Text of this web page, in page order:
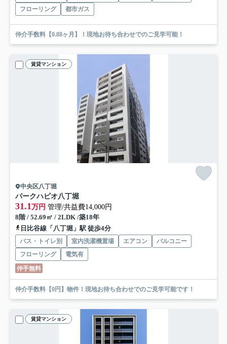
フローリング
都市ガス
仲介手数料【0.88ヶ月】！現地お待ち合わせでのご見学可能！
賃貸マンション
中央区八丁堀
パークハビオ八丁堀
31.1 万円 管理/共益費14,000円
8階 / 52.69㎡ / 2LDK /築18年
日比谷線「八丁堀」駅 徒歩4分
バス・トイレ別 室内洗濯機置場 エアコン
バルコニー
フローリング
電気有
仲手無料
仲介手数料【0円】物件！現地お待ち合わせでのご見学可能です！
賃貸マンション